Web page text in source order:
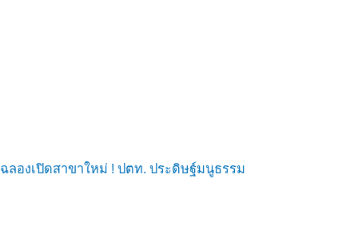
ฉลองเปิดสาขาใหม่ ! ปตท. ประดิษฐ์มนูธรรม